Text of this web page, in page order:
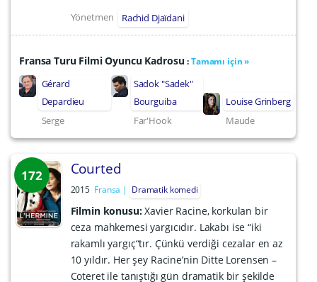
Yönetmen Rachid Djaïdani
Fransa Turu Filmi Oyuncu Kadrosu:Tamamı için »
Gérard
Depardieu
Serge
Sadok "Sadek"
Bourguiba
Far'Hook
Louise Grinberg
Maude
172 Courted
2015 Fransa Dramatik komedi
Filmin konusu:Xavier Racine, korkulan bir
ceza mahkemesi yargıcıdır. Lakabı ise “iki
rakamlı yargıç“tır. Çünkü verdiği cezalar en az
10 yıldır. Her şey Racine’nin Ditte Lorensen –
Coteret ile tanıştığı gün dramatik bir şekilde